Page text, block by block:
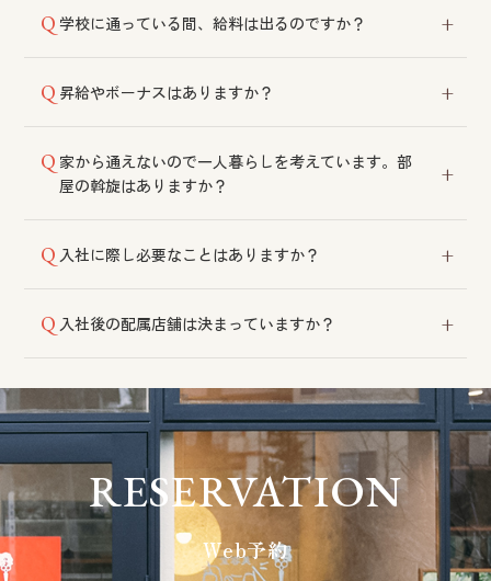
いません。
学校に通っている間、給料は出るのですか？
利用は不要です。
昇給やボーナスはありますか？
客紹介手当なども設けております。昇給は年1回ではな
く技術習得のタイミングごとです。ボーナスは業績に
応じて支給しており、直近3年間は支給実績がございま
す。
家から通えないので一人暮らしを考えています。部
屋の斡旋はありますか？
しており、経済的にもメリットのある制度です。4店舗
いずれへのアクセスも良好な立地です。
入社に際し必要なことはありますか？
の幅が広がりますので取得をおすすめしております。
入社後の配属店舗は決まっていますか？
に指定することはできません。各店舗は仙台市内にあ
り、車で10〜20分程度の距離です。
RESERVATION
Web予約